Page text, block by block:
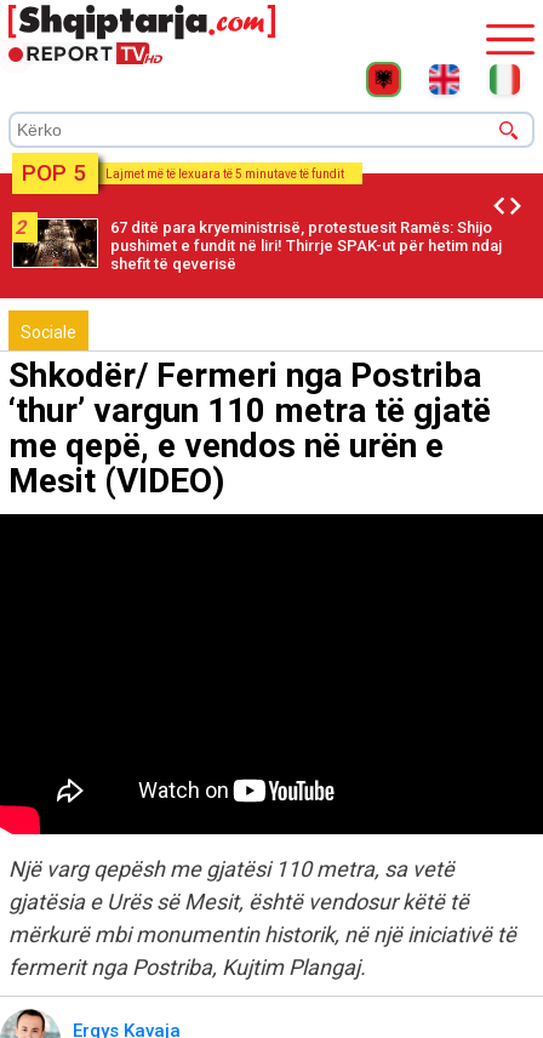
POP 5 Lajmet më të lexuara të 5 minutave të fundit
2
67 ditë para kryeministrisë, protestuesit Ramës: Shijo
pushimet e fundit në liri! Thirrje SPAK-ut për hetim ndaj
shefit të qeverisë
Sociale
Shkodër/ Fermeri nga Postriba
‘thur’ vargun 110 metra të gjatë
me qepë, e vendos në urën e
Mesit (VIDEO)
Një varg qepësh me gjatësi 110 metra, sa vetë
gjatësia e Urës së Mesit, është vendosur këtë të
mërkurë mbi monumentin historik, në një iniciativë të
fermerit nga Postriba, Kujtim Plangaj.
Ergys Kavaja